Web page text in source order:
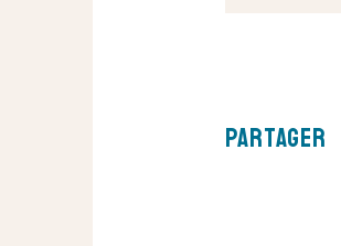
Partager